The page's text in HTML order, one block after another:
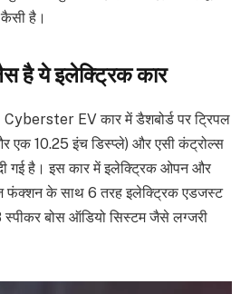
कैसी है।
है ये इलेक्ट्रिक कार
EV कार में डैशबोर्ड पर ट्रिपल
एक10.25 इंच डिस्प्ले) और एसी कंट्रोल्स
गई है। इस कार में इलेक्ट्रिक ओपन और
फंक्शन के साथ 6 तरह इलेक्ट्रिक एडजस्ट
स्पीकर बोस ऑडियो सिस्टम जैसे लग्जरी